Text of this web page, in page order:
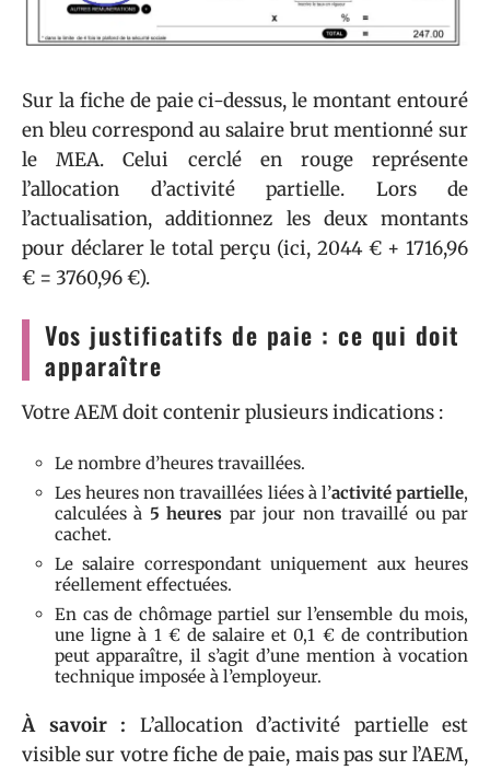
Sur la fiche de paie ci-dessus, le montant entouré
en bleu correspond au salaire brut mentionné sur
le MEA. Celui cerclé en rouge représente
l’allocation d’activité partielle. Lors de
l’actualisation, additionnez les deux montants
pour déclarer le total perçu (ici, 2044 € + 1716,96
€ = 3760,96 €).
Vos justificatifs de paie : ce qui doit
apparaître
Votre AEM doit contenir plusieurs indications :
Le nombre d’heures travaillées.
Les heures non travaillées liées à l’activité partielle,
calculées à 5 heures par jour non travaillé ou par
cachet.
Le salaire correspondant uniquement aux heures
réellement effectuées.
En cas de chômage partiel sur l’ensemble du mois,
une ligne à 1 € de salaire et 0,1 € de contribution
peut apparaître, il s’agit d’une mention à vocation
technique imposée à l’employeur.
À savoir : L’allocation d’activité partielle est
visible sur votre fiche de paie, mais pas sur l’AEM,